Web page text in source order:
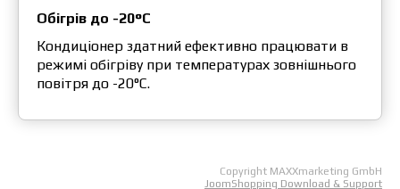
Обігрів до -20°С
Кондиціонер здатний ефективно працювати в
режимі обігріву при температурах зовнішнього
повітря до -20°С.
Copyright MAXXmarketing GmbH
JoomShopping Download & Support